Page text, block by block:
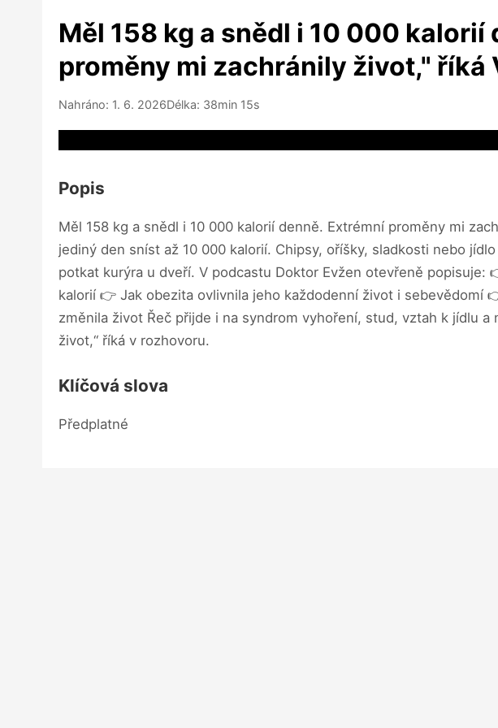
Měl 158 kg a snědl i 10 000
proměny mi zachránily život," říká
Nahráno: 1. 6. 2026Délka: 38min 15s
Popis
Měl 158 kg a snědl i 10 000 kalorií denně. Extrémní proměny mi
jediný den sníst až 10 000 kalorií. Chipsy, oříšky, sladkosti nebo
potkat kurýra u dveří. V podcastu Doktor Evžen otevřeně
kalorií 👉 Jak obezita ovlivnila jeho každodenní život i sebevědomí
změnila život Řeč přijde i na syndrom vyhoření, stud, vztah k jídlu
život,“ říká v rozhovoru.
Klíčová slova
Předplatné